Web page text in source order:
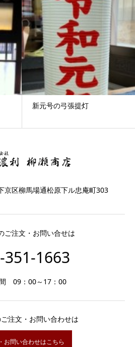
新元号の弓張提灯
京区柳馬場通松原下ル忠庵町303
ご注文・お問い合せは
351-1663
09：00～17：00
注文・お問い合わせは
お問い合わせはこちら